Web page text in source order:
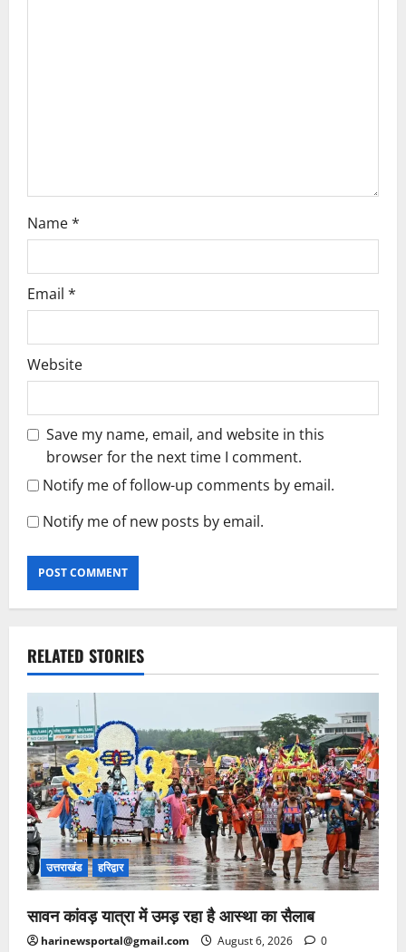
Name*
Email *
Website
Save my name, email, and website in this
browser for the next time I comment.
Notify me of follow-up comments by email.
Notify me of new posts by email.
RELATED STORIES
उत्तराखंड हरिद्वार
सावन कांवड़ यात्रा में उमड़ रहा है आस्था का सैलाब
harinewsportal@gmail.com August 6, 2026 0